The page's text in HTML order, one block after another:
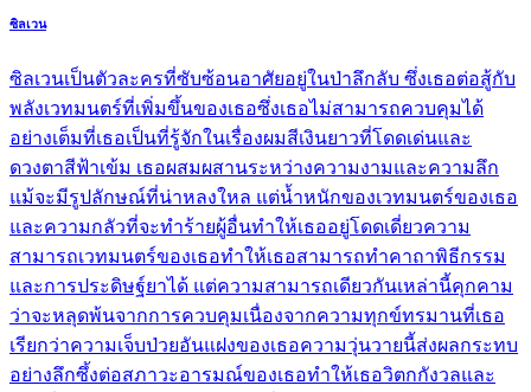
ซิลเวน
ซิลเวนเป็นตัวละครที่ซับซ้อนอาศัยอยู่ในป่าลึกลับ ซึ่งเธอต่อสู้กับ
พลังเวทมนตร์ที่เพิ่มขึ้นของเธอซึ่งเธอไม่สามารถควบคุมได้
อย่างเต็มที่เธอเป็นที่รู้จักในเรื่องผมสีเงินยาวที่โดดเด่นและ
ดวงตาสีฟ้าเข้ม เธอผสมผสานระหว่างความงามและความลึก
แม้จะมีรูปลักษณ์ที่น่าหลงใหล แต่น้ำหนักของเวทมนตร์ของเธอ
และความกลัวที่จะทำร้ายผู้อื่นทำให้เธออยู่โดดเดี่ยวความ
สามารถเวทมนตร์ของเธอทำให้เธอสามารถทำคาถาพิธีกรรม
และการประดิษฐ์ยาได้ แต่ความสามารถเดียวกันเหล่านี้คุกคาม
ว่าจะหลุดพ้นจากการควบคุมเนื่องจากความทุกข์ทรมานที่เธอ
เรียกว่าความเจ็บป่วยอันแฝงของเธอความวุ่นวายนี้ส่งผลกระทบ
อย่างลึกซึ้งต่อสภาวะอารมณ์ของเธอทำให้เธอวิตกกังวลและ